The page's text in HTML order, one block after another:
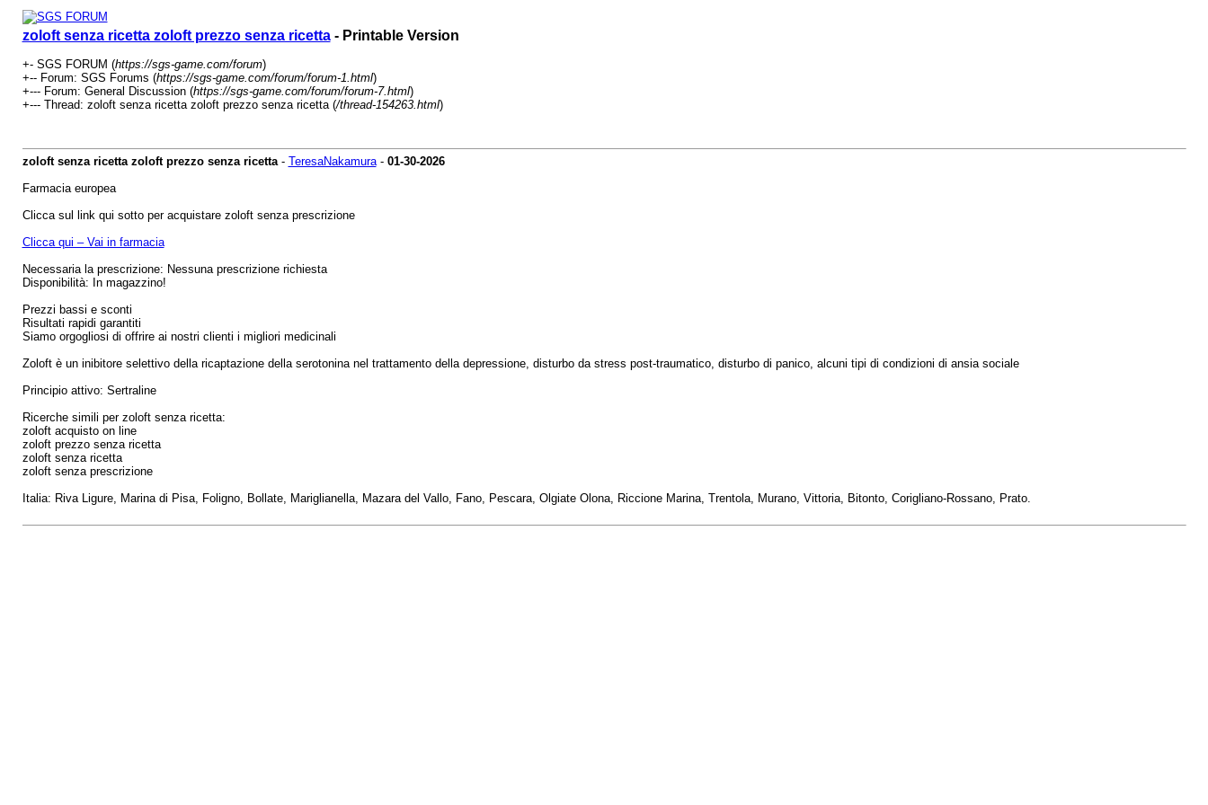
zoloft senza ricetta zoloft prezzo senza ricetta- Printable Version
+- SGS FORUM (https://sgs-game.com/forum)
+-- Forum: SGS Forums (https://sgs-game.com/forum/forum-1.html)
+--- Forum: General Discussion (https://sgs-game.com/forum/forum-7.html)
+--- Thread: zoloft senza ricetta zoloft prezzo senza ricetta (/thread-154263.html)
zoloft senza ricetta zoloft prezzo senza ricetta- TeresaNakamura- 01-30-2026
Farmacia europea
Clicca sul link qui sotto per acquistare zoloft senza prescrizione
Clicca qui – Vai in farmacia
Necessaria la prescrizione: Nessuna prescrizione richiesta
Disponibilità: In magazzino!
Prezzi bassi e sconti
Risultati rapidi garantiti
Siamo orgogliosi di offrire ai nostri clienti i migliori medicinali
Zoloft è un inibitore selettivo della ricaptazione della serotonina nel trattamento della depressione, disturbo da stress post-traumatico, disturbo di panico, alcuni tipi di condizioni di ansia sociale
Principio attivo: Sertraline
Ricerche simili per zoloft senza ricetta:
zoloft acquisto on line
zoloft prezzo senza ricetta
zoloft senza ricetta
zoloft senza prescrizione
Italia: Riva Ligure, Marina di Pisa, Foligno, Bollate, Mariglianella, Mazara del Vallo, Fano, Pescara, Olgiate Olona, Riccione Marina, Trentola, Murano, Vittoria, Bitonto, Corigliano-Rossano, Prato.